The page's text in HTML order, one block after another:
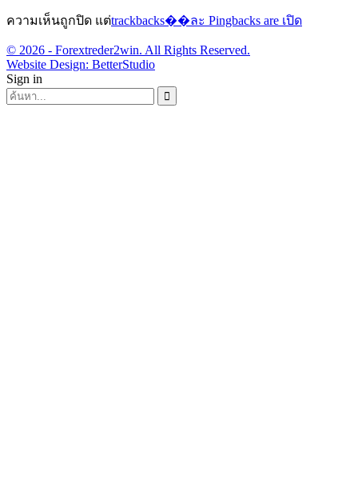
ความเห็นถูกปิด แต่trackbacks��ละ Pingbacks are เปิด
© 2026 - Forextreder2win. All Rights Reserved.
Website Design: BetterStudio
Sign in